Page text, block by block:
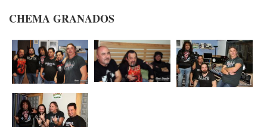
CHEMA GRANADOS